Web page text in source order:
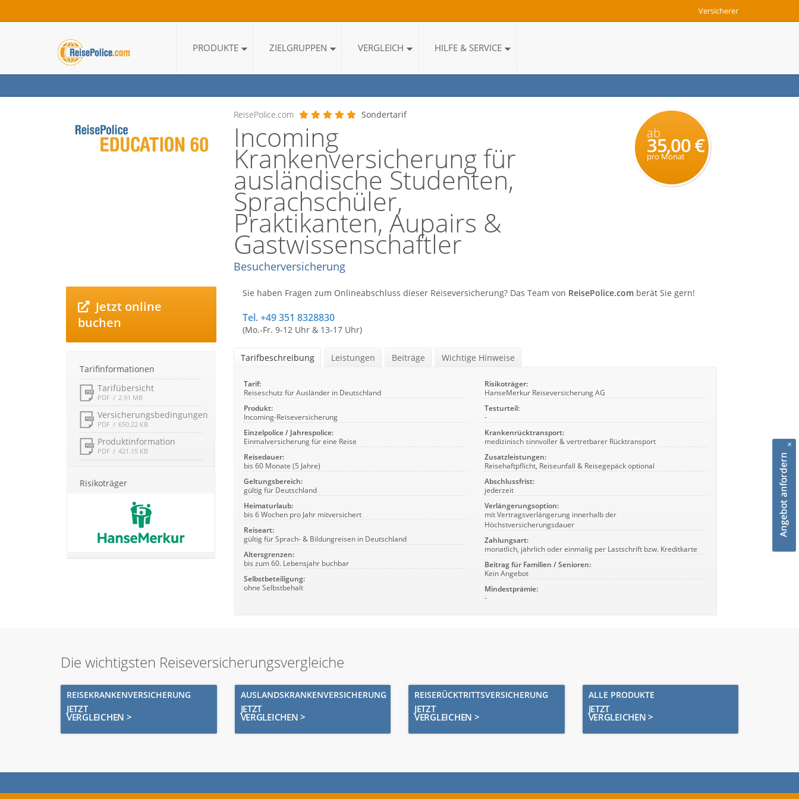
Versicherer
PRODUKTE ZIELGRUPPEN VERGLEICH HILFE & SERVICE
ReisePolice.com Sondertarif
Incoming
Krankenversicherung für
ausländische Studenten,
Sprachschüler,
Praktikanten, Aupairs &
Gastwissenschaftler
Besucherversicherung
ab
35,00 €
pro Monat
Sie haben Fragen zum Onlineabschluss dieser Reiseversicherung? Das Team von ReisePolice.com berät Sie gern!
Tel. +49 351 8328830
(Mo.-Fr. 9-12 Uhr & 13-17 Uhr)
Tarifbeschreibung Leistungen Beiträge Wichtige Hinweise
Tarif:
Reiseschutz für Ausländer in Deutschland
Produkt:
Incoming-Reiseversicherung
Einzelpolice / Jahrespolice:
Einmalversicherung für eine Reise
Reisedauer:
bis 60 Monate (5 Jahre)
Geltungsbereich:
gültig für Deutschland
Heimaturlaub:
bis 6 Wochen pro Jahr mitversichert
Reiseart:
gültig für Sprach- & Bildungreisen in Deutschland
Altersgrenzen:
bis zum 60. Lebensjahr buchbar
Selbstbeteiligung:
ohne Selbstbehalt
Risikoträger:
HanseMerkur Reiseversicherung AG
Testurteil:
-
Krankenrücktransport:
medizinisch sinnvoller & vertretbarer Rücktransport
Zusatzleistungen:
Reisehaftpflicht, Reiseunfall & Reisegepäck optional
Abschlussfrist:
jederzeit
Verlängerungsoption:
mit Vertragsverlängerung innerhalb der
Höchstversicherungsdauer
Zahlungsart:
monatlich, jährlich oder einmalig per Lastschrift bzw. Kreditkarte
Beitrag für Familien / Senioren:
Kein Angebot
Mindestprämie:
-
Jetzt online
buchen
Tarifinformationen
Tarifübersicht
PDF 2.91 MB
Versicherungsbedingungen
PDF 650.22 KB
Produktinformation
PDF 421.15 KB
Risikoträger
Die wichtigsten Reiseversicherungsvergleiche
REISEKRANKENVERSICHERUNG
JETZT
VERGLEICHEN >
AUSLANDSKRANKENVERSICHERUNG
JETZT
VERGLEICHEN >
REISERÜCKTRITTSVERSICHERUNG
JETZT
VERGLEICHEN >
ALLE PRODUKTE
JETZT
VERGLEICHEN >
×